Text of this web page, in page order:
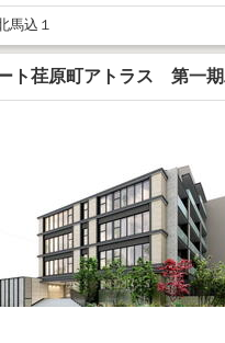
馬込１
ト荏原町アトラス 第一